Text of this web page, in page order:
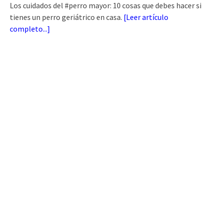
Los cuidados del #perro mayor: 10 cosas que debes hacer si
tienes un perro geriátrico en casa. [Leer artículo
completo...]